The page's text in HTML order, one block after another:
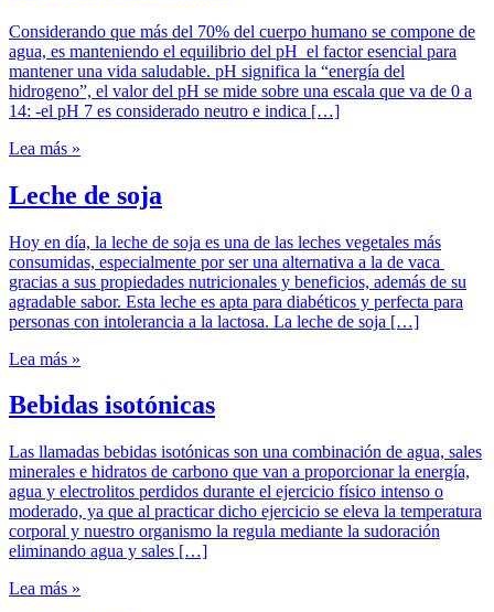
Considerando que más del 70% del cuerpo humano se compone de
agua, es manteniendo el equilibrio del pH el factor esencial para
mantener una vida saludable. pH significa la “energía del
hidrogeno”, el valor del pH se mide sobre una escala que va de 0 a
14: -el pH 7 es considerado neutro e indica […]
Lea más »
Leche de soja
Hoy en día, la leche de soja es una de las leches vegetales más
consumidas, especialmente por ser una alternativa a la de vaca
gracias a sus propiedades nutricionales y beneficios, además de su
agradable sabor. Esta leche es apta para diabéticos y perfecta para
personas con intolerancia a la lactosa. La leche de soja […]
Lea más »
Bebidas isotónicas
Las llamadas bebidas isotónicas son una combinación de agua, sales
minerales e hidratos de carbono que van a proporcionar la energía,
agua y electrolitos perdidos durante el ejercicio físico intenso o
moderado, ya que al practicar dicho ejercicio se eleva la temperatura
corporal y nuestro organismo la regula mediante la sudoración
eliminando agua y sales […]
Lea más »